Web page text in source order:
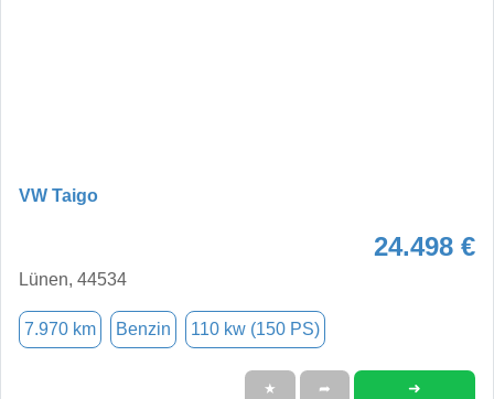
VW Taigo
24.498 €
Lünen, 44534
7.970 km Benzin 110 kw (150 PS)
★ ➦ ➜